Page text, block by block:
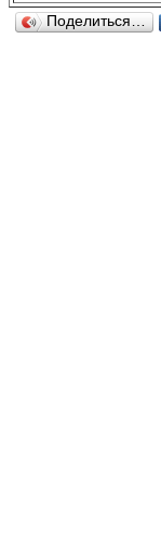
Поделиться…